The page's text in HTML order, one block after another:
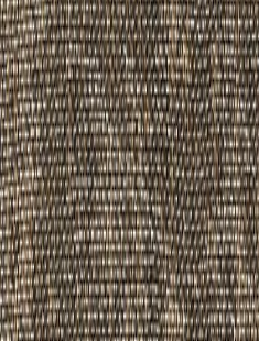
独創的な空間を実現する
ビニル系床材（シート・タイ
ール・ラグ)、壁装材、カーテ
メーカーです。 1919年の創業
せた機能やデザインを企画・
いたるまで一貫して行います。
メーカーページへ